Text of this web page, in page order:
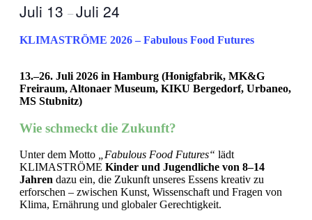
Juli 13 –Juli 24
KLIMASTRÖME 2026 – Fabulous Food Futures
13.–26. Juli 2026 in Hamburg (Honigfabrik, MK&G
Freiraum, Altonaer Museum, KIKU Bergedorf, Urbaneo,
MS Stubnitz)
Wie schmeckt die Zukunft?
Unter dem Motto „Fabulous Food Futures“ lädt
KLIMASTRÖME Kinder und Jugendliche von 8–14
Jahren dazu ein, die Zukunft unseres Essens kreativ zu
erforschen – zwischen Kunst, Wissenschaft und Fragen von
Klima, Ernährung und globaler Gerechtigkeit.